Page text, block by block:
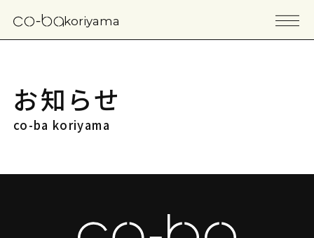
koriyama
お知らせ
co-ba koriyama